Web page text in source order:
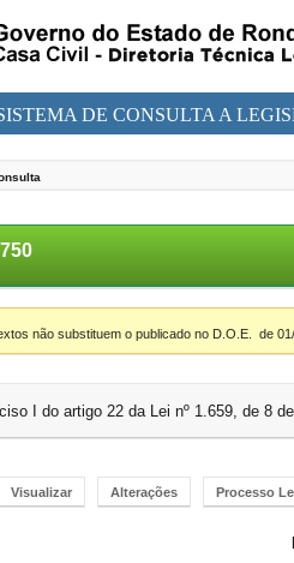
DE CONSULTA A
não substituem o publicado no D.O.E. de
I do artigo 22 da Lei nº 1.659, de 8
Visualizar Alterações Processo